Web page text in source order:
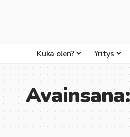
Kuka olen? Yritys
Avainsana: